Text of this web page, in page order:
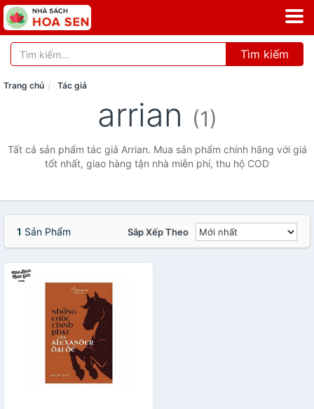
Tìm kiếm
Trang chủ Tác giả
arrian (1)
Tất cả sản phẩm tác giả Arrian. Mua sản phẩm chính hãng với giá
tốt nhất, giao hàng tận nhà miễn phí, thu hộ COD
1 Sản Phẩm Sắp Xếp Theo